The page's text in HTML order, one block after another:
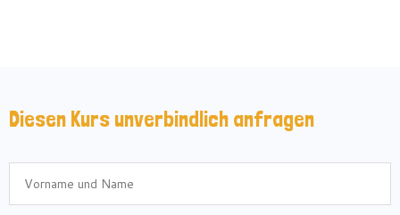
Diesen Kurs unverbindlich anfragen